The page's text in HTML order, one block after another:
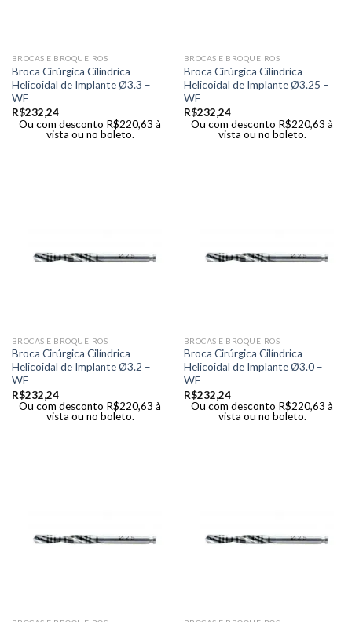
BROCAS E BROQUEIROS
Broca Cirúrgica Cilíndrica
Helicoidal de Implante Ø3.3 –
WF
R$232,24
Ou com desconto R$220,63 à
vista ou no boleto.
BROCAS E BROQUEIROS
Broca Cirúrgica Cilíndrica
Helicoidal de Implante Ø3.25 –
WF
R$232,24
Ou com desconto R$220,63 à
vista ou no boleto.
BROCAS E BROQUEIROS
Broca Cirúrgica Cilíndrica
Helicoidal de Implante Ø3.2 –
WF
R$232,24
Ou com desconto R$220,63 à
vista ou no boleto.
BROCAS E BROQUEIROS
Broca Cirúrgica Cilíndrica
Helicoidal de Implante Ø3.0 –
WF
R$232,24
Ou com desconto R$220,63 à
vista ou no boleto.